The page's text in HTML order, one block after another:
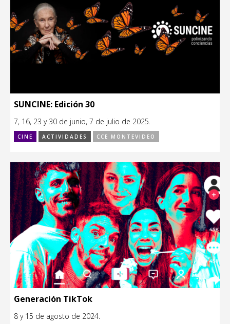
SUNCINE: Edición 30
7, 16, 23 y 30 de junio, 7 de julio de 2025.
CINE ACTIVIDADES CCE MONTEVIDEO
Generación TikTok
8 y 15 de agosto de 2024.